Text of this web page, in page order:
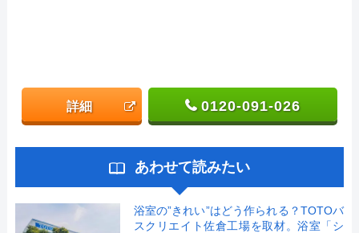
詳細 0120-091-026
あわせて読みたい
浴室の”きれい”はどう作られる？TOTOバ
スクリエイト佐倉工場を取材。浴室「シ